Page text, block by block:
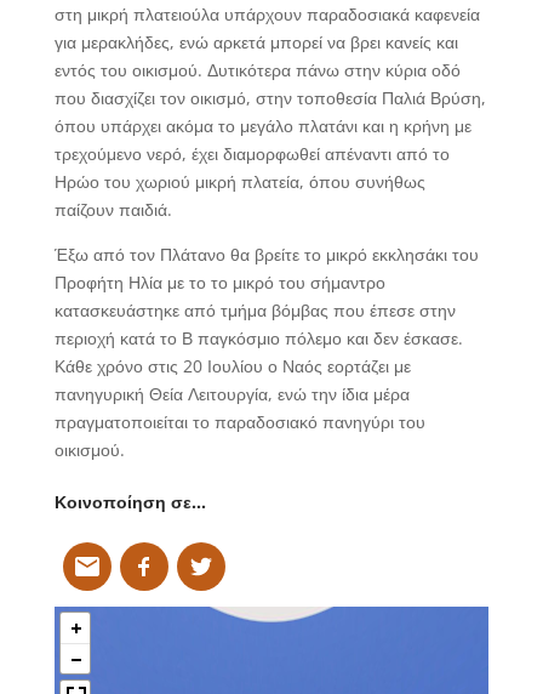
στη μικρή πλατειούλα υπάρχουν παραδοσιακά καφενεία
για μερακλήδες, ενώ αρκετά μπορεί να βρει κανείς και
εντός του οικισμού. Δυτικότερα πάνω στην κύρια οδό
που διασχίζει τον οικισμό, στην τοποθεσία Παλιά Βρύση,
όπου υπάρχει ακόμα το μεγάλο πλατάνι και η κρήνη με
τρεχούμενο νερό, έχει διαμορφωθεί απέναντι από το
Ηρώο του χωριού μικρή πλατεία, όπου συνήθως
παίζουν παιδιά.
Έξω από τον Πλάτανο θα βρείτε το μικρό εκκλησάκι του
Προφήτη Ηλία με το το μικρό του σήμαντρο
κατασκευάστηκε από τμήμα βόμβας που έπεσε στην
περιοχή κατά το Β παγκόσμιο πόλεμο και δεν έσκασε.
Κάθε χρόνο στις 20 Ιουλίου ο Ναός εορτάζει με
πανηγυρική Θεία Λειτουργία, ενώ την ίδια μέρα
πραγματοποιείται το παραδοσιακό πανηγύρι του
οικισμού.
Κοινοποίηση σε…